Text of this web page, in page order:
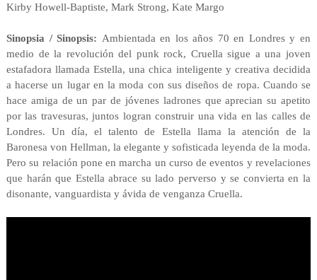
Kirby Howell-Baptiste, Mark Strong, Kate Margo
Sinopsia / Sinopsis: Ambientada en los años 70 en Londres y en
medio de la revolución del punk rock, Cruella sigue a una joven
estafadora llamada Estella, una chica inteligente y creativa decidida
a hacerse un lugar en la moda con sus diseños de ropa. Cuando se
hace amiga de un par de jóvenes ladrones que aprecian su apetito
por las travesuras, juntos logran construir una vida en las calles de
Londres. Un día, el talento de Estella llama la atención de la
Baronesa von Hellman, la elegante y sofisticada leyenda de la moda.
Pero su relación pone en marcha un curso de eventos y revelaciones
que harán que Estella abrace su lado perverso y se convierta en la
disonante, vanguardista y ávida de venganza Cruella.